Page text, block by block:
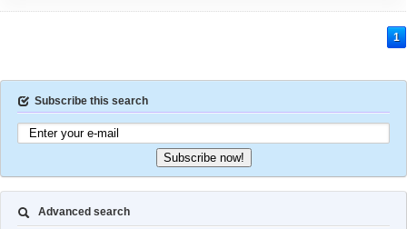
services stand ready for any chall...
1
Subscribe this search
Subscribe now!
Advanced search